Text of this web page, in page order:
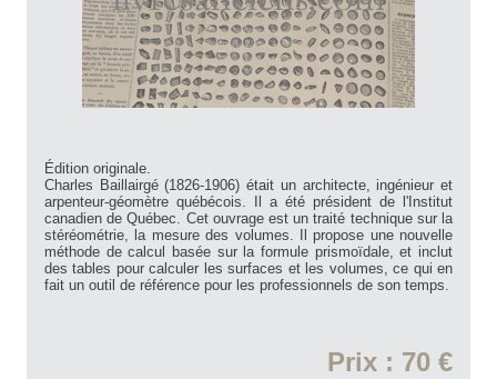
Édition originale.
Charles Baillairgé (1826-1906) était un architecte, ingénieur et
arpenteur-géomètre québécois. Il a été président de l'Institut
canadien de Québec. Cet ouvrage est un traité technique sur la
stéréométrie, la mesure des volumes. Il propose une nouvelle
méthode de calcul basée sur la formule prismoïdale, et inclut
des tables pour calculer les surfaces et les volumes, ce qui en
fait un outil de référence pour les professionnels de son temps.
Prix : 70 €